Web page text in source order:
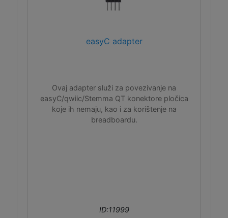
easyC adapter
Ovaj adapter služi za povezivanje na
easyC/qwiic/Stemma QT konektore pločica
koje ih nemaju, kao i za korištenje na
breadboardu.
ID:11999